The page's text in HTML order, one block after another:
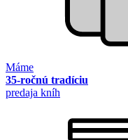
Máme
35-ročnú tradíciu
predaja kníh